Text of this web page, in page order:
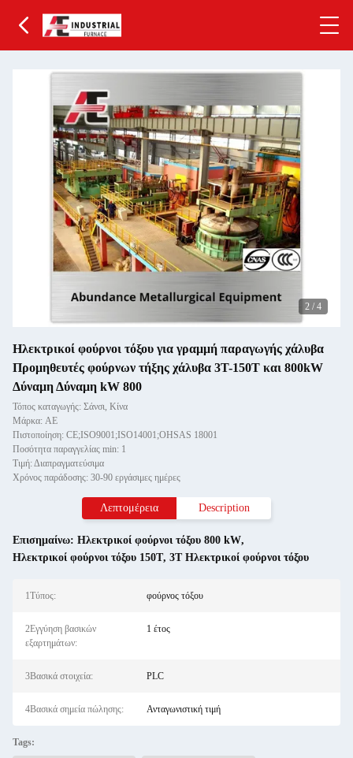
2 / 4
Ηλεκτρικοί φούρνοι τόξου για γραμμή παραγωγής χάλυβα
Προμηθευτές φούρνων τήξης χάλυβα 3T-150T και 800kW
Δύναμη Δύναμη kW 800
Τόπος καταγωγής: Σάνσι, Κίνα
Μάρκα: AE
Πιστοποίηση: CE;ISO9001;ISO14001;OHSAS 18001
Ποσότητα παραγγελίας min: 1
Τιμή: Διαπραγματεύσιμα
Χρόνος παράδοσης: 30-90 εργάσιμες ημέρες
Λεπτομέρεια Description
Επισημαίνω: Ηλεκτρικοί φούρνοι τόξου 800 kW,
Ηλεκτρικοί φούρνοι τόξου 150T, 3T Ηλεκτρικοί φούρνοι τόξου
1Τύπος: φούρνος τόξου
2Εγγύηση βασικών
εξαρτημάτων:
1 έτος
3Βασικά στοιχεία: PLC
4Βασικά σημεία πώλησης: Ανταγωνιστική τιμή
Tags: